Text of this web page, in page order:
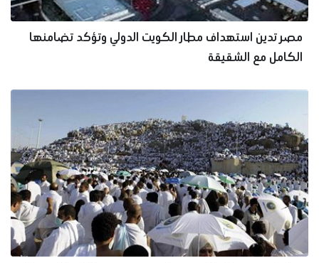
مصر تدين استهداف مطار الكويت الدولي وتؤكد تضامنها
الكامل مع الشقيقة